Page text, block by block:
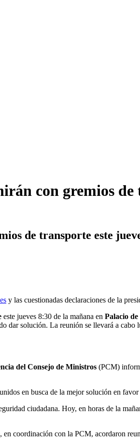
con gremios
de transporte este
y las cuestionadas declaraciones de la
este jueves 8:30 de la mañana en Palacio
dar solución. La reunión se llevará a
del Consejo de Ministros (PCM)
en busca de la mejor solución en
ciudadana. Hoy, en horas de la
coordinación con la PCM, acordaron